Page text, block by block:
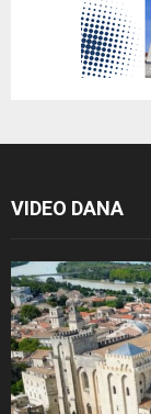
VIDEO DANA